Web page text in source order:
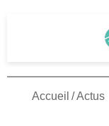
Accueil /Actus